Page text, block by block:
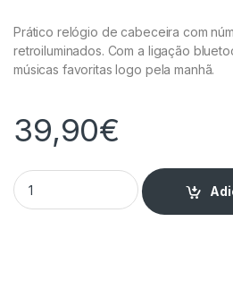
Prático relógio de cabeceira com
retroiluminados. Com a ligação
músicas favoritas logo pela manhã.
39,90€
Rádio Relógio Portátil com